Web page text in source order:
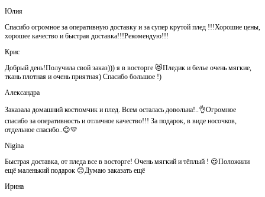
Юлия
Спасибо огромное за оперативную доставку и за супер крутой плед !!!Хорошие цены,
хорошее качество и быстрая доставка!!!Рекомендую!!!
Крис
Добрый день!Получила свой заказ))) я в восторге 😻Пледик и белье очень мягкие,
ткань плотная и очень приятная) Спасибо большое !)
Александра
Заказала домашний костюмчик и плед. Всем осталась довольна!..👌Огромное
спасибо за оперативность и отличное качество!!! За подарок, в виде носочков,
отдельное спасибо..😊💛
Nigina
Быстрая доставка, от пледа все в восторге! Очень мягкий и тёплый ! 😍Положили
ещё маленький подарок 😊Думаю заказать ещё
Ирина